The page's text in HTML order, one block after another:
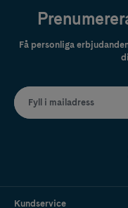
Få personliga
Fyll i mailadress
Kundservice